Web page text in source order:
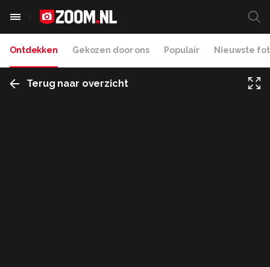
Ontdekken Gekozen door ons Populair Nieuwste
Terug naar overzicht